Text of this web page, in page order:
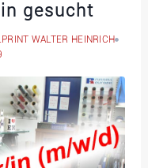
gesucht
WALTER HEINRICH